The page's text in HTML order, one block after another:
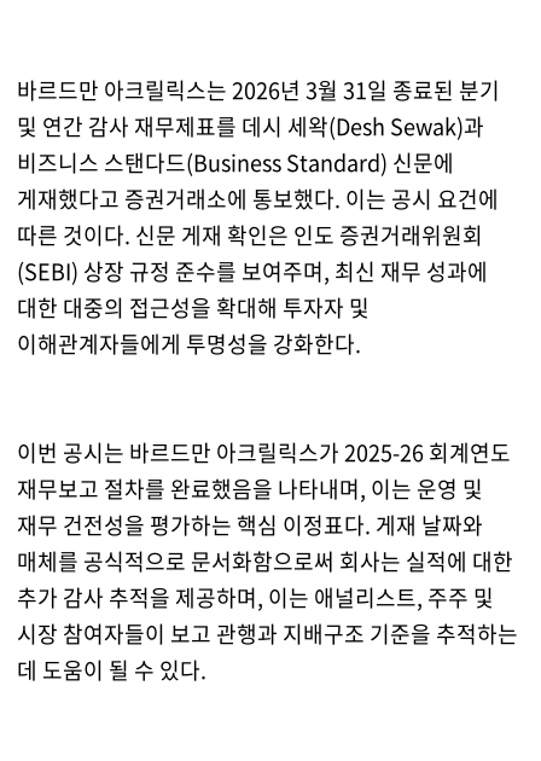
바르드만 아크릴릭스는 2026년 3월 31일 종료된 분기
및 연간 감사 재무제표를 데시 세왁(Desh Sewak)과
비즈니스 스탠다드(Business Standard) 신문에
게재했다고 증권거래소에 통보했다. 이는 공시 요건에
따른 것이다. 신문 게재 확인은 인도 증권거래위원회
(SEBI) 상장 규정 준수를 보여주며, 최신 재무 성과에
대한 대중의 접근성을 확대해 투자자 및
이해관계자들에게 투명성을 강화한다.
이번 공시는 바르드만 아크릴릭스가 2025-26 회계연도
재무보고 절차를 완료했음을 나타내며, 이는 운영 및
재무 건전성을 평가하는 핵심 이정표다. 게재 날짜와
매체를 공식적으로 문서화함으로써 회사는 실적에 대한
추가 감사 추적을 제공하며, 이는 애널리스트, 주주 및
시장 참여자들이 보고 관행과 지배구조 기준을 추적하는
데 도움이 될 수 있다.